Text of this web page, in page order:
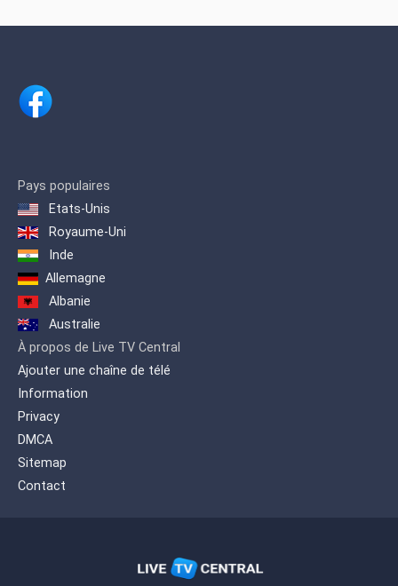
Pays populaires
Etats-Unis
Royaume-Uni
Inde
Allemagne
Albanie
Australie
À propos de Live TV Central
Ajouter une chaîne de télé
Information
Privacy
DMCA
Sitemap
Contact